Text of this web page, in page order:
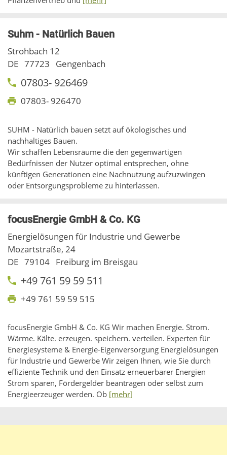
Suhm - Natürlich Bauen
Strohbach 12
DE 77723 Gengenbach
07803- 926469
07803- 926470
SUHM - Natürlich bauen setzt auf ökologisches und
nachhaltiges Bauen.
Wir schaffen Lebensräume die den gegenwärtigen
Bedürfnissen der Nutzer optimal entsprechen, ohne
künftigen Generationen eine Nachnutzung aufzuzwingen
oder Entsorgungsprobleme zu hinterlassen.
focusEnergie GmbH & Co. KG
Energielösungen für Industrie und Gewerbe
Mozartstraße, 24
DE 79104 Freiburg im Breisgau
+49 761 59 59 511
+49 761 59 59 515
focusEnergie GmbH & Co. KG Wir machen Energie. Strom.
Wärme. Kälte. erzeugen. speichern. verteilen. Experten für
Energiesysteme & Energie-Eigenversorgung Energielösungen
für Industrie und Gewerbe Wir zeigen Ihnen, wie Sie durch
effiziente Technik und den Einsatz erneuerbarer Energien
Strom sparen, Fördergelder beantragen oder selbst zum
Energieerzeuger werden. Ob [mehr]